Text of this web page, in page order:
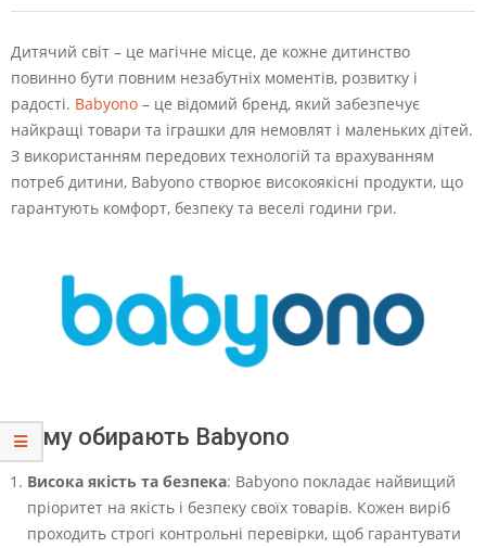
Дитячий світ – це магічне місце, де кожне дитинство
повинно бути повним незабутніх моментів, розвитку і
радості. Babyono – це відомий бренд, який забезпечує
найкращі товари та іграшки для немовлят і маленьких дітей.
З використанням передових технологій та врахуванням
потреб дитини, Babyono створює високоякісні продукти, що
гарантують комфорт, безпеку та веселі години гри.
Чому обирають Babyono
Висока якість та безпека: Babyono покладає найвищий
пріоритет на якість і безпеку своїх товарів. Кожен виріб
проходить строгі контрольні перевірки, щоб гарантувати